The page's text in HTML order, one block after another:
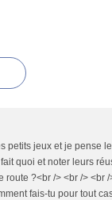
petits jeux et je pense
quoi et noter leurs
?<br /> <br /> <br
fais-tu pour tout